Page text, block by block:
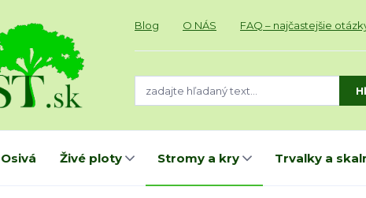
Blog O NÁS FAQ – najčastejšie
Osivá Živé ploty Stromy a kry Trvalky a